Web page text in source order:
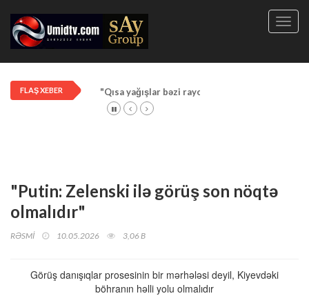
FLAŞ XEBER "Qısa yağışlar bəzi rayonlarda davam edir"
"Putin: Zelenski ilə görüş son nöqtə
olmalıdır"
RƏSMİ 10.05.2026 3,06 B
Görüş danışıqlar prosesinin bir mərhələsi deyil, Kiyevdəki
böhranın həlli yolu olmalıdır